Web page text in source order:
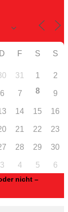
D F S S
31 1 2
6 7 8 9
14 15 16
21 22 23
28 29 30
3 4 5 6
nicht –